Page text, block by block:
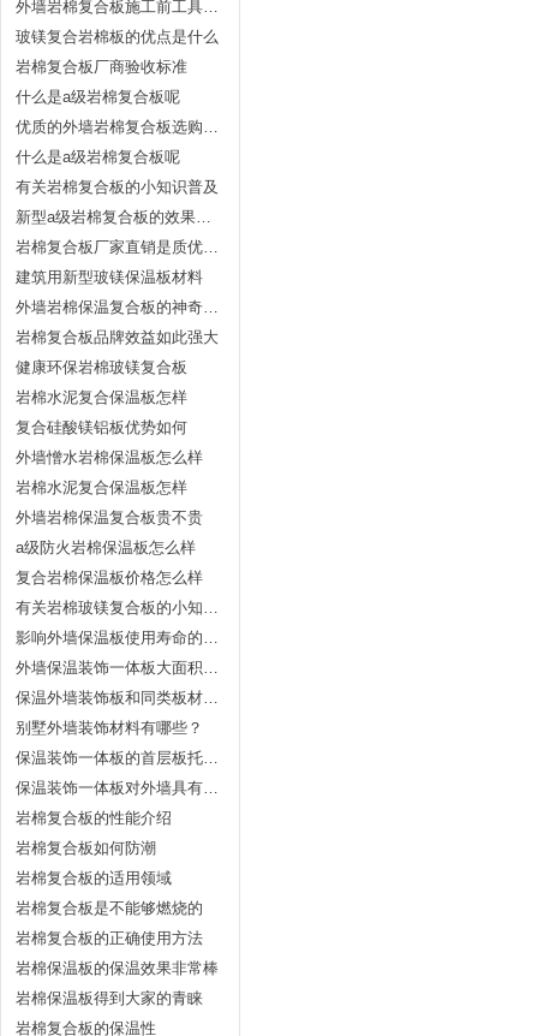
外墙岩棉复合板施工前工具准备
玻镁复合岩棉板的优点是什么
岩棉复合板厂商验收标准
什么是a级岩棉复合板呢
优质的外墙岩棉复合板选购方法
什么是a级岩棉复合板呢
有关岩棉复合板的小知识普及
新型a级岩棉复合板的效果会差吗？
岩棉复合板厂家直销是质优价廉的
建筑用新型玻镁保温板材料
外墙岩棉保温复合板的神奇效果
岩棉复合板品牌效益如此强大
健康环保岩棉玻镁复合板
岩棉水泥复合保温板怎样
复合硅酸镁铝板优势如何
外墙憎水岩棉保温板怎么样
岩棉水泥复合保温板怎样
外墙岩棉保温复合板贵不贵
a级防火岩棉保温板怎么样
复合岩棉保温板价格怎么样
有关岩棉玻镁复合板的小知识普及
影响外墙保温板使用寿命的因素有哪些？
外墙保温装饰一体板大面积脱落的原因
保温外墙装饰板和同类板材价格对比及其维护
别墅外墙装饰材料有哪些？
保温装饰一体板的首层板托架件
保温装饰一体板对外墙具有哪些好处？
岩棉复合板的性能介绍
岩棉复合板如何防潮
岩棉复合板的适用领域
岩棉复合板是不能够燃烧的
岩棉复合板的正确使用方法
岩棉保温板的保温效果非常棒
岩棉保温板得到大家的青睐
岩棉复合板的保温性